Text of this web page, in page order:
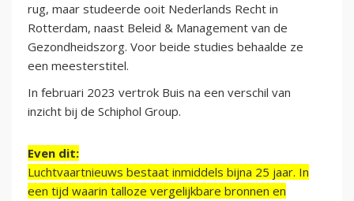
rug, maar studeerde ooit Nederlands Recht in
Rotterdam, naast Beleid & Management van de
Gezondheidszorg. Voor beide studies behaalde ze
een meesterstitel.
In februari 2023 vertrok Buis na een verschil van
inzicht bij de Schiphol Group.
Even dit:
Luchtvaartnieuws bestaat inmiddels bijna 25 jaar. In
een tijd waarin talloze vergelijkbare bronnen en